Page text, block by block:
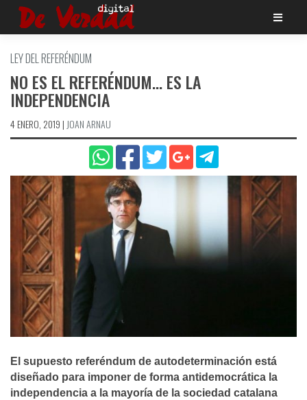
Saltar
LEY DEL REFERÉNDUM
NO ES EL REFERÉNDUM… ES LA
INDEPENDENCIA
4 ENERO, 2019 | JOAN ARNAU
El supuesto referéndum de autodeterminación está
diseñado para imponer de forma antidemocrática la
independencia a la mayoría de la sociedad catalana